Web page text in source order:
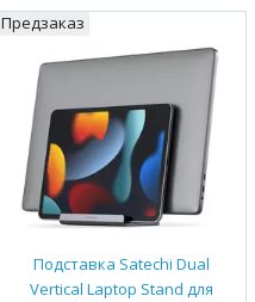
Подставка Satechi Dual
Vertical Laptop Stand для
Предзаказ